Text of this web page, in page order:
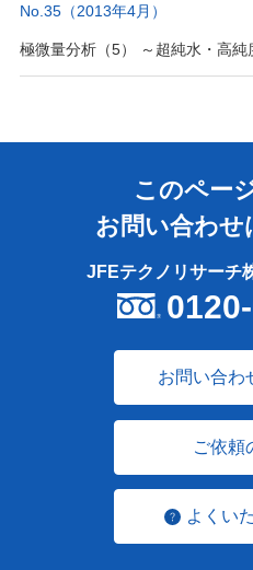
No.35（2013年4月）
極微量分析（5） ～超純水・高純
このペー
お問い合わせ
JFEテクノリサーチ
お問い合わ
ご依頼
よくい